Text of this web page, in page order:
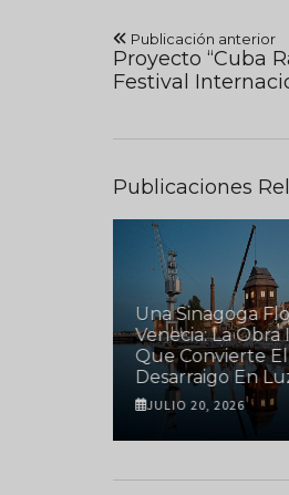
Publicación anterior
Proyecto “Cuba
Festival
Publicaciones
Una Sinagoga
Venecia: La
Que Convierte El
Desarraigo En
JULIO 20, 2026